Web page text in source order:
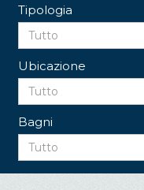
Tipologia
Tutto
Ubicazione
Tutto
Bagni
Tutto